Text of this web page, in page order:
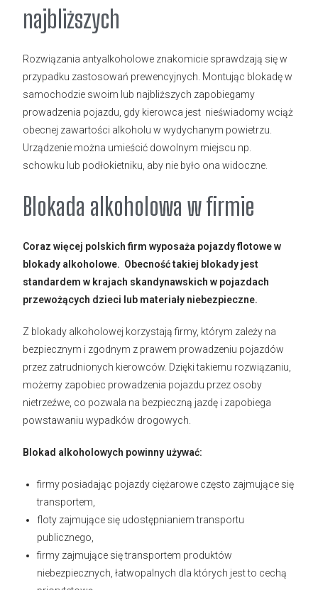
najbliższych
Rozwiązania antyalkoholowe znakomicie sprawdzają się w
przypadku zastosowań prewencyjnych. Montując blokadę w
samochodzie swoim lub najbliższych zapobiegamy
prowadzenia pojazdu, gdy kierowca jest nieświadomy wciąż
obecnej zawartości alkoholu w wydychanym powietrzu.
Urządzenie można umieścić dowolnym miejscu np.
schowku lub podłokietniku, aby nie było ona widoczne.
Blokada alkoholowa w firmie
Coraz więcej polskich firm wyposaża pojazdy flotowe w
blokady alkoholowe. Obecność takiej blokady jest
standardem w krajach skandynawskich w pojazdach
przewożących dzieci lub materiały niebezpieczne.
Z blokady alkoholowej korzystają firmy, którym zależy na
bezpiecznym i zgodnym z prawem prowadzeniu pojazdów
przez zatrudnionych kierowców. Dzięki takiemu rozwiązaniu,
możemy zapobiec prowadzenia pojazdu przez osoby
nietrzeźwe, co pozwala na bezpieczną jazdę i zapobiega
powstawaniu wypadków drogowych.
Blokad alkoholowych powinny używać:
firmy posiadając pojazdy ciężarowe często zajmujące się
transportem,
floty zajmujące się udostępnianiem transportu
publicznego,
firmy zajmujące się transportem produktów
niebezpiecznych, łatwopalnych dla których jest to cechą